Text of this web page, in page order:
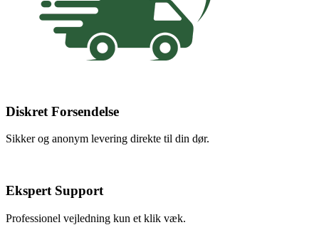
Diskret Forsendelse
Sikker og anonym levering direkte til din dør.
Ekspert Support
Professionel vejledning kun et klik væk.